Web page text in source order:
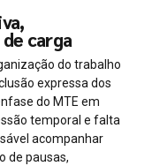
carga
do trabalho
expressa dos
do MTE em
temporal e falta
acompanhar
de pausas,